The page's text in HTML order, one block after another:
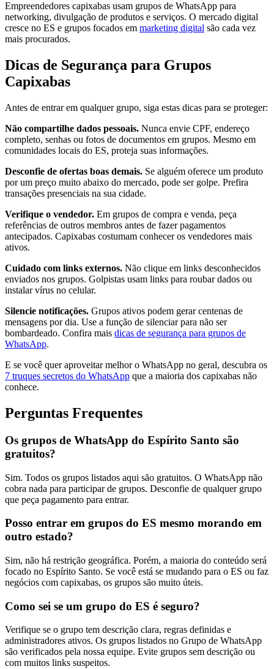
Empreendedores capixabas usam grupos de WhatsApp para
networking, divulgação de produtos e serviços. O mercado digital
cresce no ES e grupos focados em marketing digital são cada vez
mais procurados.
Dicas de Segurança para Grupos
Capixabas
Antes de entrar em qualquer grupo, siga estas dicas para se proteger:
Não compartilhe dados pessoais. Nunca envie CPF, endereço
completo, senhas ou fotos de documentos em grupos. Mesmo em
comunidades locais do ES, proteja suas informações.
Desconfie de ofertas boas demais. Se alguém oferece um produto
por um preço muito abaixo do mercado, pode ser golpe. Prefira
transações presenciais na sua cidade.
Verifique o vendedor. Em grupos de compra e venda, peça
referências de outros membros antes de fazer pagamentos
antecipados. Capixabas costumam conhecer os vendedores mais
ativos.
Cuidado com links externos. Não clique em links desconhecidos
enviados nos grupos. Golpistas usam links para roubar dados ou
instalar vírus no celular.
Silencie notificações. Grupos ativos podem gerar centenas de
mensagens por dia. Use a função de silenciar para não ser
bombardeado. Confira mais dicas de segurança para grupos de
WhatsApp.
E se você quer aproveitar melhor o WhatsApp no geral, descubra os
7 truques secretos do WhatsApp que a maioria dos capixabas não
conhece.
Perguntas Frequentes
Os grupos de WhatsApp do Espírito Santo são
gratuitos?
Sim. Todos os grupos listados aqui são gratuitos. O WhatsApp não
cobra nada para participar de grupos. Desconfie de qualquer grupo
que peça pagamento para entrar.
Posso entrar em grupos do ES mesmo morando em
outro estado?
Sim, não há restrição geográfica. Porém, a maioria do conteúdo será
focado no Espírito Santo. Se você está se mudando para o ES ou faz
negócios com capixabas, os grupos são muito úteis.
Como sei se um grupo do ES é seguro?
Verifique se o grupo tem descrição clara, regras definidas e
administradores ativos. Os grupos listados no Grupo de WhatsApp
são verificados pela nossa equipe. Evite grupos sem descrição ou
com muitos links suspeitos.